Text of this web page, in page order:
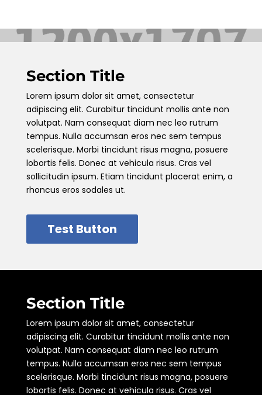
Section Title
Lorem ipsum dolor sit amet, consectetur
adipiscing elit. Curabitur tincidunt mollis ante non
volutpat. Nam consequat diam nec leo rutrum
tempus. Nulla accumsan eros nec sem tempus
scelerisque. Morbi tincidunt risus magna, posuere
lobortis felis. Donec at vehicula risus. Cras vel
sollicitudin ipsum. Etiam tincidunt placerat enim, a
rhoncus eros sodales ut.
Test Button
Section Title
Lorem ipsum dolor sit amet, consectetur
adipiscing elit. Curabitur tincidunt mollis ante non
volutpat. Nam consequat diam nec leo rutrum
tempus. Nulla accumsan eros nec sem tempus
scelerisque. Morbi tincidunt risus magna, posuere
lobortis felis. Donec at vehicula risus. Cras vel